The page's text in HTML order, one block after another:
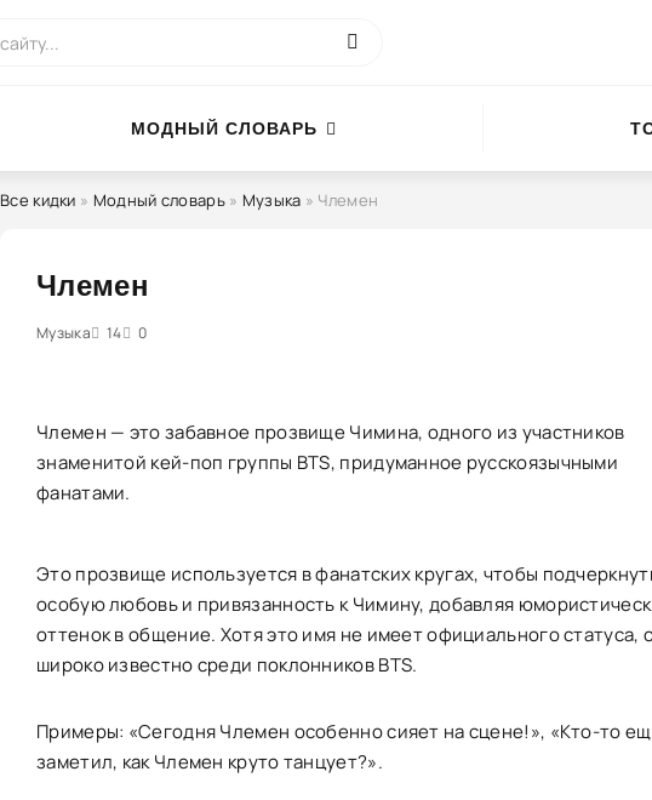
МОДНЫЙ СЛОВАРЬ
Все кидки » Модный словарь» Музыка » Члемен
Члемен
Музыка 14 0
2 3 4 5
Члемен — это забавное прозвище Чимина, одного из участников
знаменитой кей-поп группы BTS, придуманное русскоязычными
фанатами.
Это прозвище используется в фанатских кругах, чтобы
особую любовь и привязанность к Чимину, добавляя
оттенок в общение. Хотя это имя не имеет официального статуса,
широко известно среди поклонников BTS.
Примеры: «Сегодня Члемен особенно сияет на сцене!», «Кто-то
заметил, как Члемен круто танцует?».